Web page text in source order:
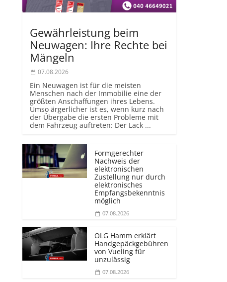
Gewährleistung beim
Neuwagen: Ihre Rechte bei
Mängeln
07.08.2026
Ein Neuwagen ist für die meisten
Menschen nach der Immobilie eine der
größten Anschaffungen ihres Lebens.
Umso ärgerlicher ist es, wenn kurz nach
der Übergabe die ersten Probleme mit
dem Fahrzeug auftreten: Der Lack ...
Formgerechter
Nachweis der
elektronischen
Zustellung nur durch
elektronisches
Empfangsbekenntnis
möglich
07.08.2026
OLG Hamm erklärt
Handgepäckgebühren
von Vueling für
unzulässig
07.08.2026